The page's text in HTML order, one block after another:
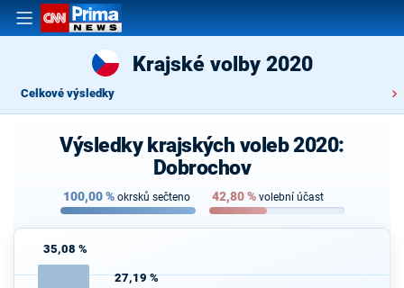
Krajské volby 2020
Celkové výsledky
Výsledky krajských voleb 2020:
Dobrochov
100,00% okrsků sečteno 42,80% volební účast
35,08 %
27,19 %